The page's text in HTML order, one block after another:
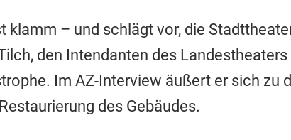
klamm – und schlägt vor, die
den Intendanten des
Im AZ-Interview äußert er sich zu
des Gebäudes.